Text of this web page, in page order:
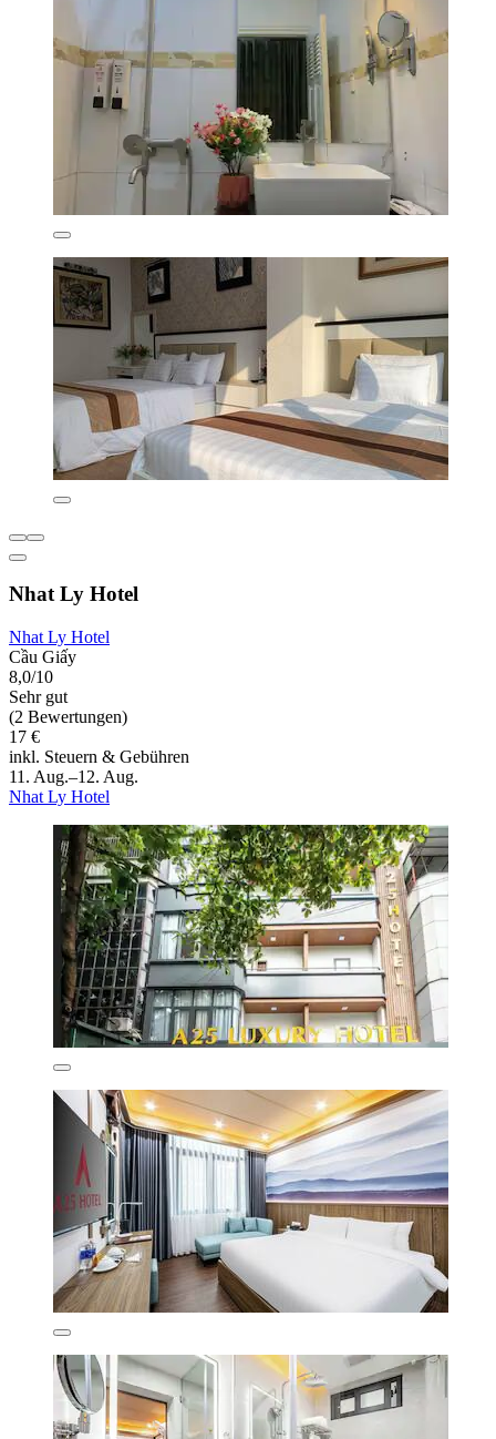
Nhat Ly Hotel
Nhat Ly Hotel
Cầu Giấy
8,0/10
Sehr gut
(2 Bewertungen)
17 €
inkl. Steuern & Gebühren
11. Aug.–12. Aug.
Nhat Ly Hotel